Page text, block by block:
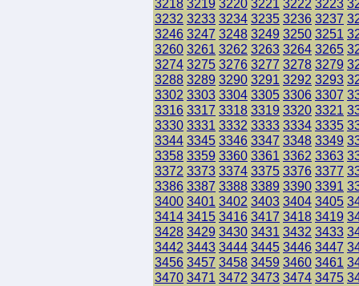
3218 3219 3220 3221 3222 3223
3232 3233 3234 3235 3236 3237
3246 3247 3248 3249 3250 3251
3260 3261 3262 3263 3264 3265
3274 3275 3276 3277 3278 3279
3288 3289 3290 3291 3292 3293
3302 3303 3304 3305 3306 3307
3316 3317 3318 3319 3320 3321
3330 3331 3332 3333 3334 3335
3344 3345 3346 3347 3348 3349
3358 3359 3360 3361 3362 3363
3372 3373 3374 3375 3376 3377
3386 3387 3388 3389 3390 3391
3400 3401 3402 3403 3404 3405
3414 3415 3416 3417 3418 3419
3428 3429 3430 3431 3432 3433
3442 3443 3444 3445 3446 3447
3456 3457 3458 3459 3460 3461
3470 3471 3472 3473 3474 3475